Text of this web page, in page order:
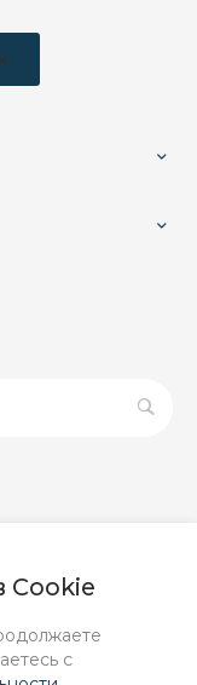
Cookie
с
условиях не
ГК РФ.